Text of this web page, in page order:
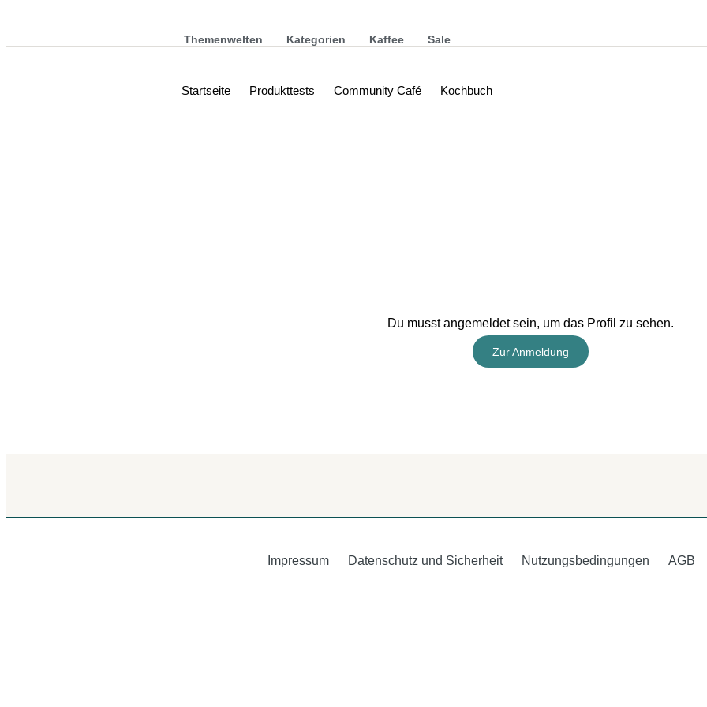
Themenwelten Kategorien Kaffee Sale
Startseite Produkttests Community Café Kochbuch
Du musst angemeldet sein, um das Profil zu sehen.
Zur Anmeldung
Impressum Datenschutz und Sicherheit Nutzungsbedingungen AGB